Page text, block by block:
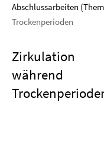
Abschlussarbeiten
Trockenperioden
Zirkulation
während